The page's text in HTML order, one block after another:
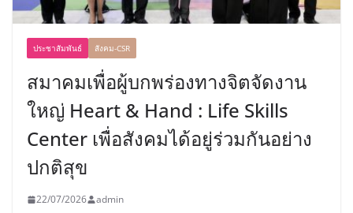
ประชาสัมพันธ์ สังคม-CSR
สมาคมเพื่อผู้บกพร่องทางจิตจัดงาน
ใหญ่ Heart & Hand : Life Skills
Center เพื่อสังคมได้อยู่ร่วมกันอย่าง
ปกติสุข
22/07/2026 admin